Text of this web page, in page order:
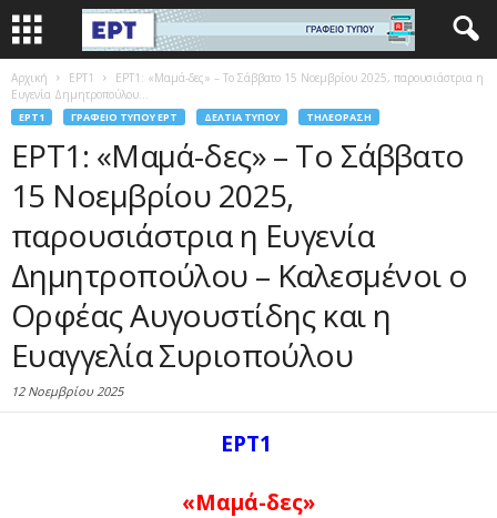
Αρχική EΡΤ1
ΕΡΤ1: «Μαμά-δες» – Το Σάββατο 15 Νοεμβρίου 2025, παρουσιάστρια η
Ευγενία Δημητροπούλου...
EΡΤ1 ΓΡΑΦΕΊΟ ΤΎΠΟΥ ΕΡΤ ΔΕΛΤΊΑ ΤΎΠΟΥ ΤΗΛΕΌΡΑΣΗ
ΕΡΤ1: «Μαμά-δες» – Το Σάββατο
15 Νοεμβρίου 2025,
παρουσιάστρια η Ευγενία
Δημητροπούλου – Καλεσμένοι ο
Ορφέας Αυγουστίδης και η
Ευαγγελία Συριοπούλου
12 Νοεμβρίου 2025
ΕΡΤ1
«Μαμά-δες»